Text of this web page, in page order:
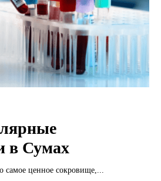
в Сумах
самое ценное сокровище,...